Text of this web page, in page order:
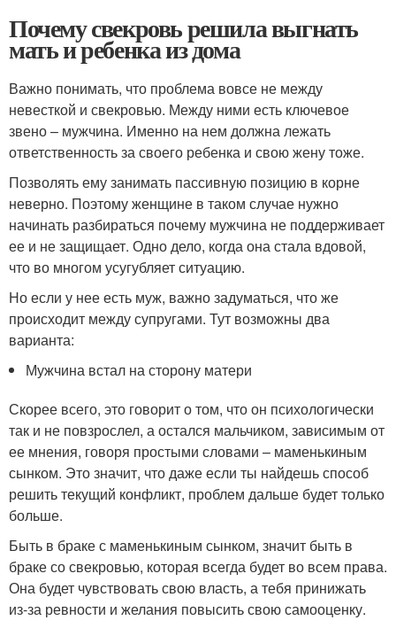
Почему свекровь решила выгнать
мать и ребенка из дома
Важно понимать, что проблема вовсе не между
невесткой и свекровью. Между ними есть ключевое
звено – мужчина. Именно на нем должна лежать
ответственность за своего ребенка и свою жену тоже.
Позволять ему занимать пассивную позицию в корне
неверно. Поэтому женщине в таком случае нужно
начинать разбираться почему мужчина не поддерживает
ее и не защищает. Одно дело, когда она стала вдовой,
что во многом усугубляет ситуацию.
Но если у нее есть муж, важно задуматься, что же
происходит между супругами. Тут возможны два
варианта:
Мужчина встал на сторону матери
Скорее всего, это говорит о том, что он психологически
так и не повзрослел, а остался мальчиком, зависимым от
ее мнения, говоря простыми словами – маменькиным
сынком. Это значит, что даже если ты найдешь способ
решить текущий конфликт, проблем дальше будет только
больше.
Быть в браке с маменькиным сынком, значит быть в
браке со свекровью, которая всегда будет во всем права.
Она будет чувствовать свою власть, а тебя принижать
из-за ревности и желания повысить свою самооценку.